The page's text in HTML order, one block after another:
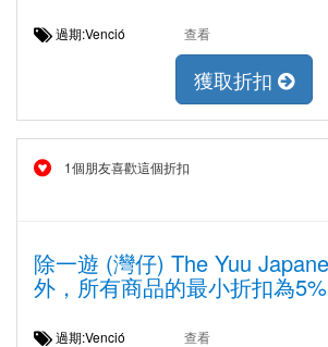
過期:Venció 查看
獲取折扣
1個朋友喜歡這個折扣
除一遊 (灣仔) The Yuu
外，所有商品的最小折扣為5%
過期:Venció 查看